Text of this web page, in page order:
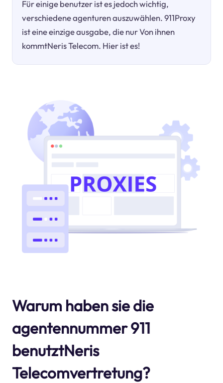
Für einige benutzer ist es jedoch wichtig,
verschiedene agenturen auszuwählen. 911Proxy
ist eine einzige ausgabe, die nur Von ihnen
kommtNeris Telecom. Hier ist es!
Warum haben sie die
agentennummer 911
benutztNeris
Telecomvertretung?